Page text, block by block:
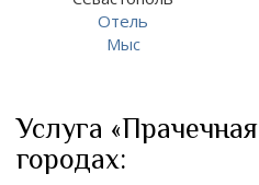
Отель
Мыс
Услуга
городах: